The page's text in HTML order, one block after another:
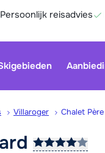
Persoonlijk reisadvies
Villaroger Chalet